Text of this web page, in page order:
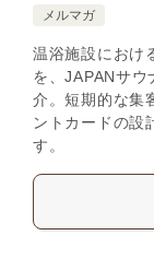
メルマガ
温浴施設におけ
を、JAPANサウ
介。短期的な集
ントカードの設
す。